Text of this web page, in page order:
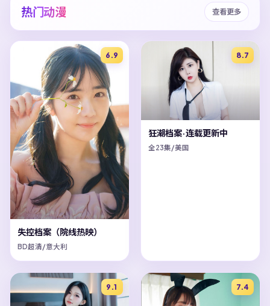
热门动漫 查看更多
6.9
失控档案（院线热映）
BD超清/意大利
8.7
狂潮档案·连载更新中
全23集/美国
9.1 7.4